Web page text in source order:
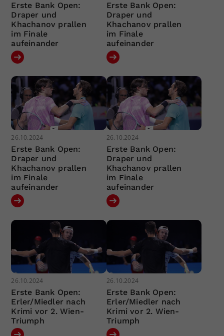
Erste Bank Open:
Draper und
Khachanov prallen
im Finale
aufeinander
Erste Bank Open:
Draper und
Khachanov prallen
im Finale
aufeinander
26.10.2024
Erste Bank Open:
Draper und
Khachanov prallen
im Finale
aufeinander
26.10.2024
Erste Bank Open:
Draper und
Khachanov prallen
im Finale
aufeinander
26.10.2024
Erste Bank Open:
Erler/Miedler nach
Krimi vor 2. Wien-
Triumph
26.10.2024
Erste Bank Open:
Erler/Miedler nach
Krimi vor 2. Wien-
Triumph